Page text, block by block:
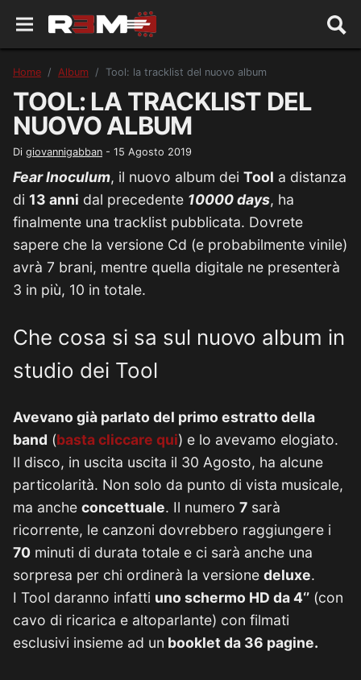
Home Album Tool: la tracklist del nuovo album
TOOL: LA TRACKLIST DEL
NUOVO ALBUM
Di giovannigabban - 15 Agosto 2019
Fear Inoculum, il nuovo album dei Tool a distanza
di 13 anni dal precedente 10000 days, ha
finalmente una tracklist pubblicata. Dovrete
sapere che la versione Cd (e probabilmente vinile)
avrà 7 brani, mentre quella digitale ne presenterà
3 in più, 10 in totale.
Che cosa si sa sul nuovo album in
studio dei Tool
Avevano già parlato del primo estratto della
band (basta cliccare qui) e lo avevamo elogiato.
Il disco, in uscita uscita il 30 Agosto, ha alcune
particolarità. Non solo da punto di vista musicale,
ma anche concettuale. Il numero 7 sarà
ricorrente, le canzoni dovrebbero raggiungere i
70 minuti di durata totale e ci sarà anche una
sorpresa per chi ordinerà la versione deluxe.
I Tool daranno infatti uno schermo HD da 4‘’ (con
cavo di ricarica e altoparlante) con filmati
esclusivi insieme ad un booklet da 36 pagine.